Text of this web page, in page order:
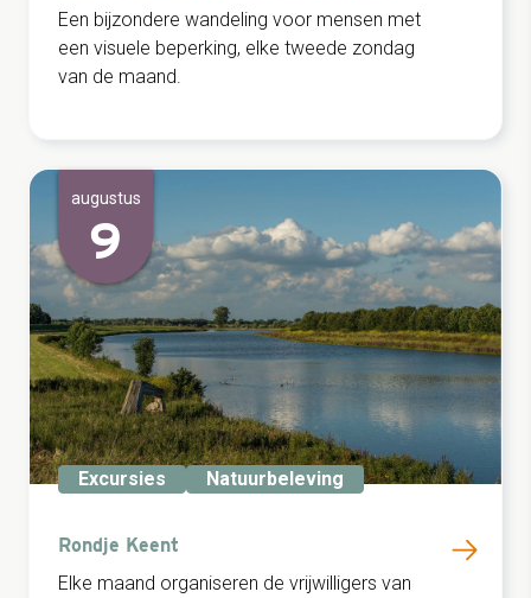
Een bijzondere wandeling voor mensen met
een visuele beperking, elke tweede zondag
van de maand.
augustus
9
Excursies Natuurbeleving
Rondje Keent
Elke maand organiseren de vrijwilligers van